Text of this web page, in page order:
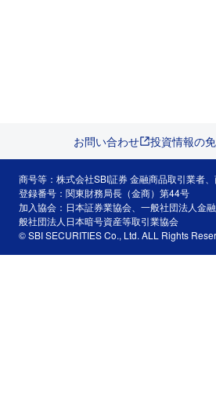
お問い合わせ 投資情報の
商号等：株式会社SBI証券 金融商品取引業者
登録番号：関東財務局長（金商）第44号
加入協会：日本証券業協会、一般社団法人金
般社団法人日本暗号資産等取引業協会
© SBI SECURITIES Co., Ltd. ALL Rights